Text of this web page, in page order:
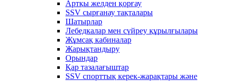
Артқы желден қорғау
SSV сырғанау тақталары
Шатырлар
Лебедкалар мен сүйреу құрылғылары
Жұмсақ кабиналар
Жарықтандыру
Орындар
Қар тазалағыштар
SSV спорттық керек-жарақтары және